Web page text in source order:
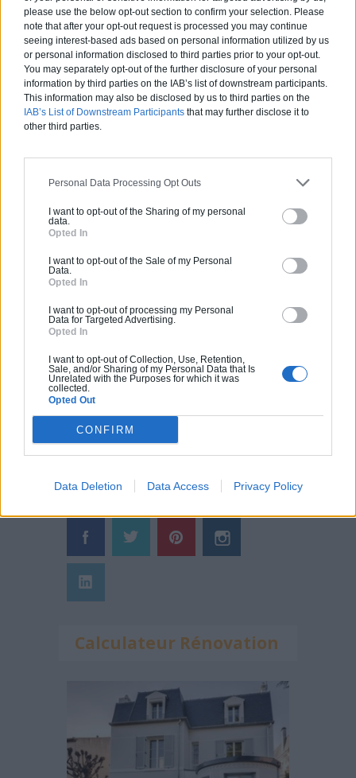
please use the below opt-out section to confirm your selection. Please
note that after your opt-out request is processed you may continue
seeing interest-based ads based on personal information utilized by us
or personal information disclosed to third parties prior to your opt-out.
You may separately opt-out of the further disclosure of your personal
information by third parties on the IAB’s list of downstream participants.
This information may also be disclosed by us to third parties on the
IAB’s List of Downstream Participants that may further disclose it to
other third parties.
Personal Data Processing Opt Outs
I want to opt-out of the Sharing of my personal
data.
Opted In
I want to opt-out of the Sale of my Personal
Data.
Opted In
I want to opt-out of processing my Personal
Data for Targeted Advertising.
Opted In
I want to opt-out of Collection, Use, Retention,
Sale, and/or Sharing of my Personal Data that Is
Unrelated with the Purposes for which it was
collected.
Opted Out
CONFIRM
Data Deletion Data Access Privacy Policy
Articles récents
Jardin devant la maison : Top 5
Comment choisir un claustra pour
Comment aménager l’entrée
extérieure de sa maison ?
conseils pour garder sa maison au
frais ?
domicile ?
Suivez-nous !
Calculateur Rénovation